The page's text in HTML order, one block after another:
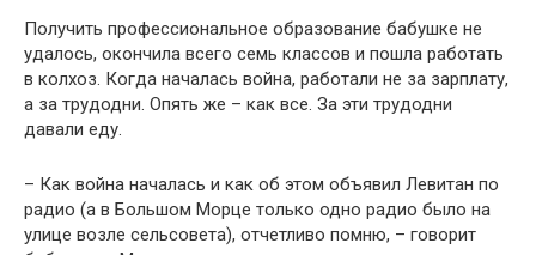
Получить профессиональное образование бабушке не
удалось, окончила всего семь классов и пошла работать
в колхоз. Когда началась война, работали не за зарплату,
а за трудодни. Опять же – как все. За эти трудодни
давали еду.
– Как война началась и как об этом объявил Левитан по
радио (а в Большом Морце только одно радио было на
улице возле сельсовета), отчетливо помню, – говорит